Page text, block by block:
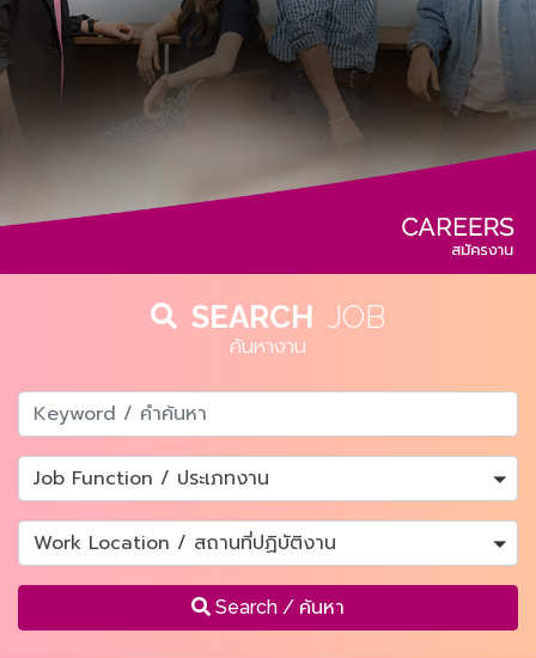
SEARCH JOB
ค้นหางาน
Job Function / ประเภทงาน
Work Location / สถานที่ปฏิบัติงาน
Search / ค้นหา